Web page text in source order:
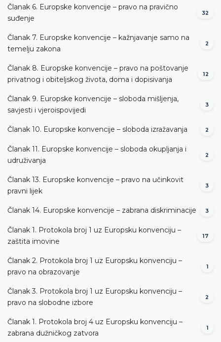
Članak 6. Europske konvencije – pravo na pravično
suđenje
32
Članak 7. Europske konvencije – kažnjavanje samo na
temelju zakona
2
Članak 8. Europske konvencije – pravo na poštovanje
privatnog i obiteljskog života, doma i dopisivanja
12
Članak 9. Europske konvencije – sloboda mišljenja,
savjesti i vjeroispovijedi
3
Članak 10. Europske konvencije – sloboda izražavanja 2
Članak 11. Europske konvencije – sloboda okupljanja i
udruživanja
2
Članak 13. Europske konvencije – pravo na učinkovit
pravni lijek
3
Članak 14. Europske konvencije – zabrana diskriminacije 3
Članak 1. Protokola broj 1 uz Europsku konvenciju –
zaštita imovine
17
Članak 2. Protokola broj 1 uz Europsku konvenciju –
pravo na obrazovanje
1
Članak 3. Protokola broj 1 uz Europsku konvenciju –
pravo na slobodne izbore
2
Članak 1. Protokola broj 4 uz Europsku konvenciju –
zabrana dužničkog zatvora
1